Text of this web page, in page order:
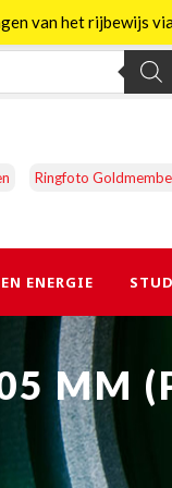
Ringfoto
ENERGIE
MM
van het rijbewijs